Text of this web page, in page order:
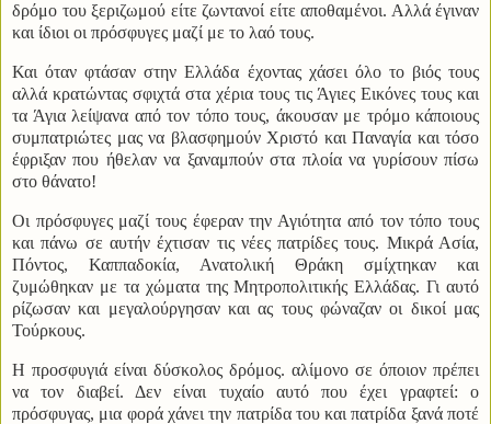
δρόμο του ξεριζωμού είτε ζωντανοί είτε αποθαμένοι. Αλλά έγιναν
και ίδιοι οι πρόσφυγες μαζί με το λαό τους.
Και όταν φτάσαν στην Ελλάδα έχοντας χάσει όλο το βιός τους
αλλά κρατώντας σφιχτά στα χέρια τους τις Άγιες Εικόνες τους και
τα Άγια λείψανα από τον τόπο τους, άκουσαν με τρόμο κάποιους
συμπατριώτες μας να βλασφημούν Χριστό και Παναγία και τόσο
έφριξαν που ήθελαν να ξαναμπούν στα πλοία να γυρίσουν πίσω
στο θάνατο!
Οι πρόσφυγες μαζί τους έφεραν την Αγιότητα από τον τόπο τους
και πάνω σε αυτήν έχτισαν τις νέες πατρίδες τους. Μικρά Ασία,
Πόντος, Καππαδοκία, Ανατολική Θράκη σμίχτηκαν και
ζυμώθηκαν με τα χώματα της Μητροπολιτικής Ελλάδας. Γι αυτό
ρίζωσαν και μεγαλούργησαν και ας τους φώναζαν οι δικοί μας
Τούρκους.
Η προσφυγιά είναι δύσκολος δρόμος. αλίμονο σε όποιον πρέπει
να τον διαβεί. Δεν είναι τυχαίο αυτό που έχει γραφτεί: ο
πρόσφυγας, μια φορά χάνει την πατρίδα του και πατρίδα ξανά ποτέ